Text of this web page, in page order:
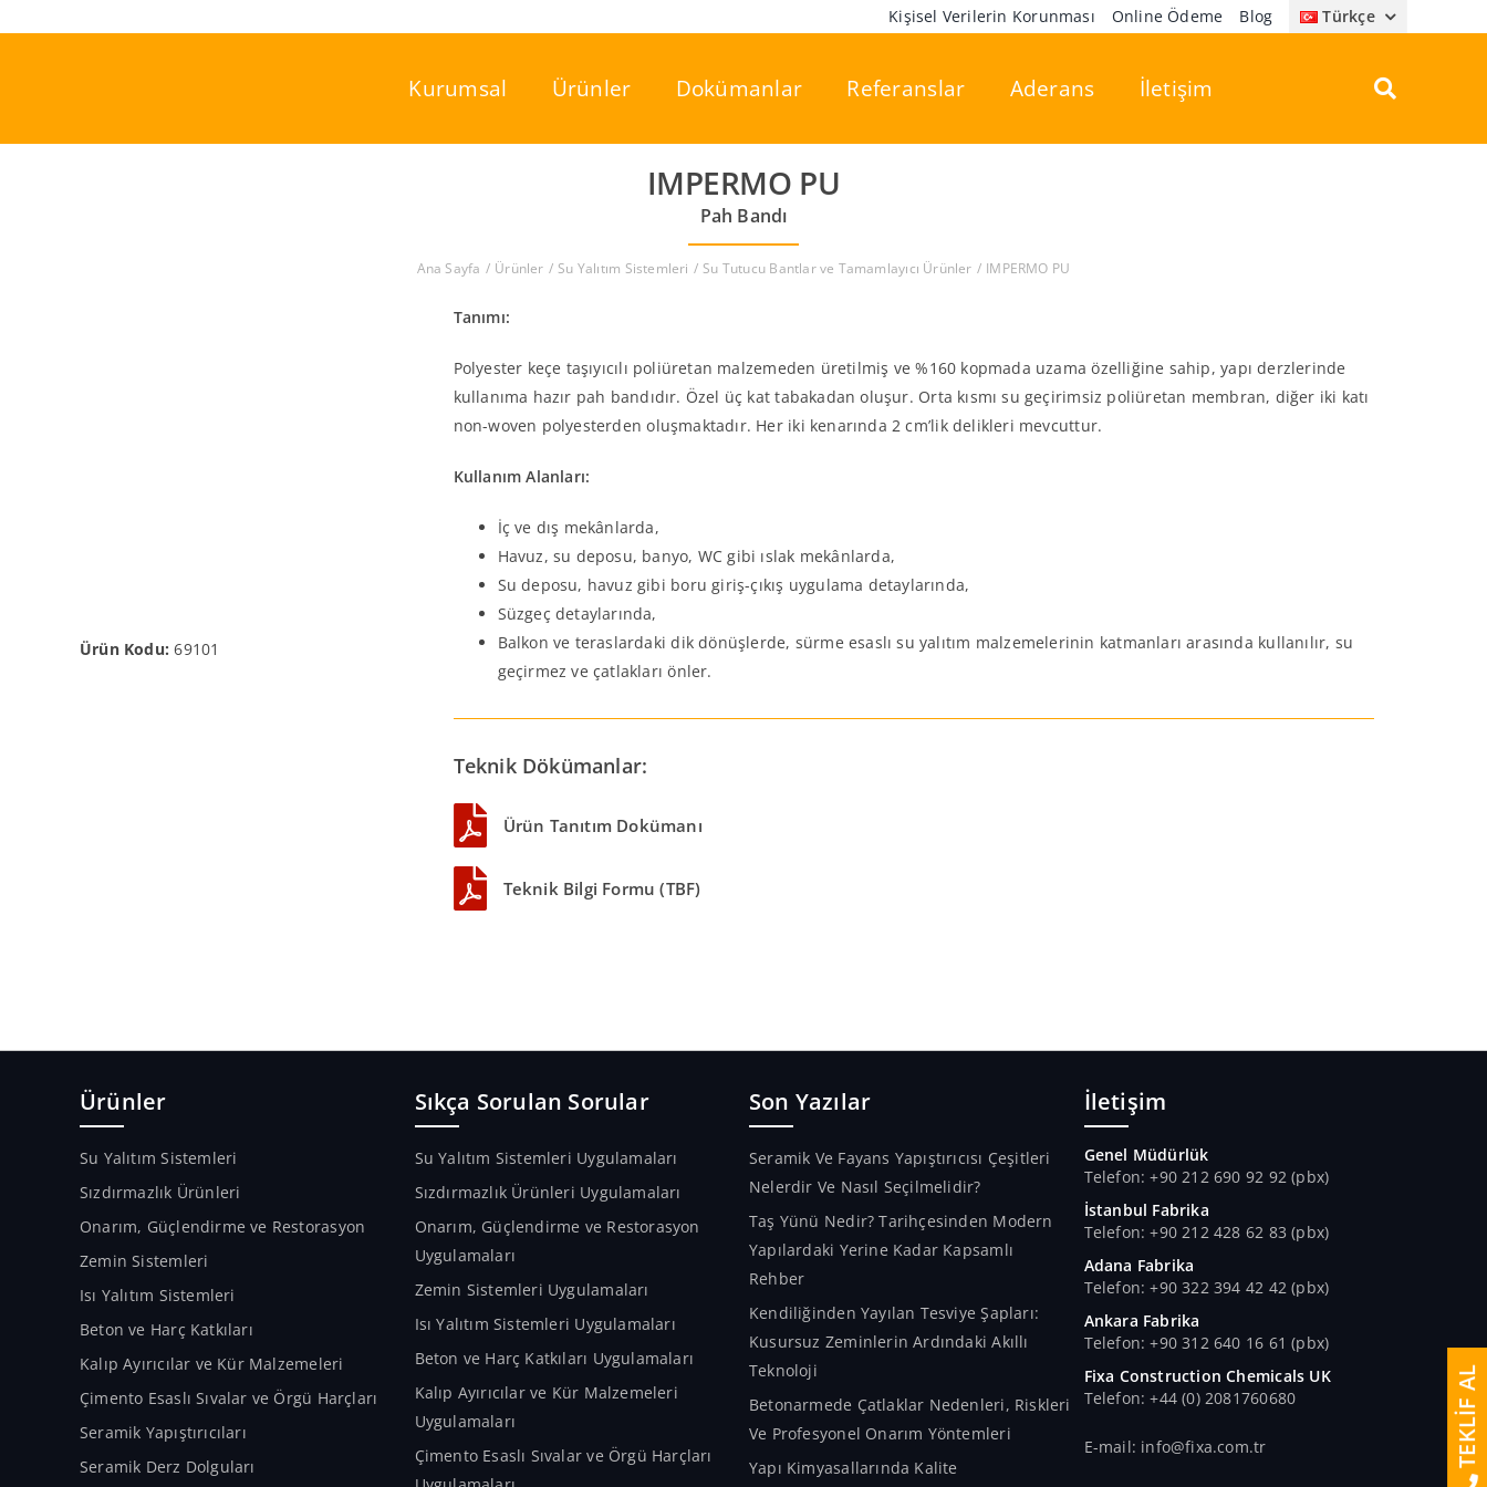
Kişisel Verilerin Korunması Online Ödeme Blog Türkçe
Kurumsal Ürünler Dokümanlar Referanslar Aderans İletişim
IMPERMO PU
Pah Bandı
Ana Sayfa Ürünler Su Yalıtım Sistemleri Su Tutucu Bantlar ve Tamamlayıcı Ürünler IMPERMO PU
Ürün Kodu:69101
Tanımı:
Polyester keçe taşıyıcılı poliüretan malzemeden üretilmiş ve %160 kopmada uzama özelliğine sahip, yapı derzlerinde
kullanıma hazır pah bandıdır. Özel üç kat tabakadan oluşur. Orta kısmı su geçirimsiz poliüretan membran, diğer iki katı
non-woven polyesterden oluşmaktadır. Her iki kenarında 2 cm’lik delikleri mevcuttur.
Kullanım Alanları:
İç ve dış mekânlarda,
Havuz, su deposu, banyo, WC gibi ıslak mekânlarda,
Su deposu, havuz gibi boru giriş-çıkış uygulama detaylarında,
Süzgeç detaylarında,
Balkon ve teraslardaki dik dönüşlerde, sürme esaslı su yalıtım malzemelerinin katmanları arasında kullanılır, su
geçirmez ve çatlakları önler.
Teknik Dökümanlar:
Ürün Tanıtım Dokümanı
Teknik Bilgi Formu (TBF)
Ürünler
Su Yalıtım Sistemleri
Sızdırmazlık Ürünleri
Onarım, Güçlendirme ve Restorasyon
Zemin Sistemleri
Isı Yalıtım Sistemleri
Beton ve Harç Katkıları
Kalıp Ayırıcılar ve Kür Malzemeleri
Çimento Esaslı Sıvalar ve Örgü Harçları
Seramik Yapıştırıcıları
Seramik Derz Dolguları
Sıkça Sorulan Sorular
Su Yalıtım Sistemleri Uygulamaları
Sızdırmazlık Ürünleri Uygulamaları
Onarım, Güçlendirme ve Restorasyon
Uygulamaları
Zemin Sistemleri Uygulamaları
Isı Yalıtım Sistemleri Uygulamaları
Beton ve Harç Katkıları Uygulamaları
Kalıp Ayırıcılar ve Kür Malzemeleri
Uygulamaları
Çimento Esaslı Sıvalar ve Örgü Harçları
Son Yazılar
Seramik Ve Fayans Yapıştırıcısı Çeşitleri
Nelerdir Ve Nasıl Seçilmelidir?
Taş Yünü Nedir? Tarihçesinden Modern
Yapılardaki Yerine Kadar Kapsamlı
Rehber
Kendiliğinden Yayılan Tesviye Şapları:
Kusursuz Zeminlerin Ardındaki Akıllı
Teknoloji
Betonarmede Çatlaklar Nedenleri, Riskleri
Ve Profesyonel Onarım Yöntemleri
Yapı Kimyasallarında Kalite
İletişim
Genel Müdürlük
Telefon: +90 212 690 92 92 (pbx)
İstanbul Fabrika
Telefon: +90 212 428 62 83 (pbx)
Adana Fabrika
Telefon: +90 322 394 42 42 (pbx)
Ankara Fabrika
Telefon: +90 312 640 16 61 (pbx)
Fixa Construction Chemicals UK
Telefon: +44 (0) 2081760680
E-mail: info@fixa.com.tr TEKLİF AL